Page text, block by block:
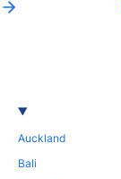
Auckland
Bali